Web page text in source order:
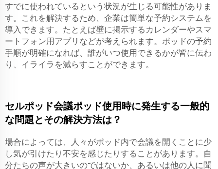
すでに使われているという状況が生じる可能性がありま
す。これを解決するため、企業は簡単な予約システムを
導入できます。たとえば壁に掲示するカレンダーやスマ
ートフォン用アプリなどが考えられます。ポッドの予約
手順が明確になれば、誰がいつ使用できるかが皆に伝わ
り、イライラを減らすことができます。
セルポッド会議ポッド使用時に発生する一般的
な問題とその解決方法は？
場合によっては、人々がポッド内で会議を開くことに少
し気が引けたり不安を感じたりすることがあります。自
分たちの声が大きいのではないか、あるいは他の人に聞